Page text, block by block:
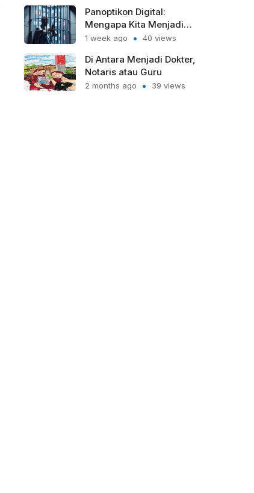
Panoptikon Digital:
Mengapa Kita Menjadi
Sipir Penjara bagi Diri
1 week ago 40 views
Di Antara Menjadi Dokter,
Notaris atau Guru
2 months ago 39 views